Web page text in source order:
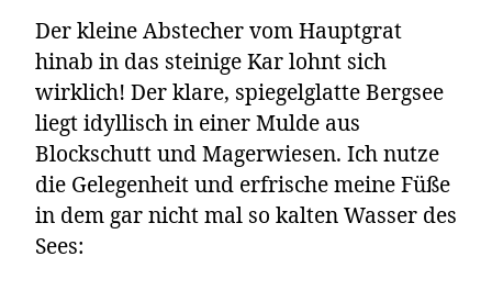
Der kleine Abstecher vom Hauptgrat
hinab in das steinige Kar lohnt sich
wirklich! Der klare, spiegelglatte Bergsee
liegt idyllisch in einer Mulde aus
Blockschutt und Magerwiesen. Ich nutze
die Gelegenheit und erfrische meine Füße
in dem gar nicht mal so kalten Wasser des
Sees: